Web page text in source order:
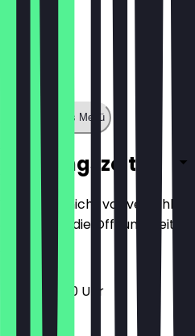
Zeige ganzes Menü
Öffnungszeiten
Damit du nicht vor
halten wir die
12:30 - 21:30 Uhr